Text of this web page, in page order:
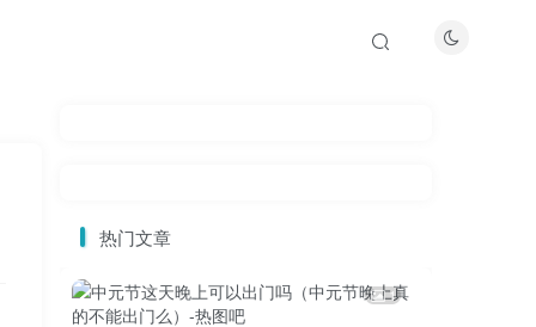
热门文章
1